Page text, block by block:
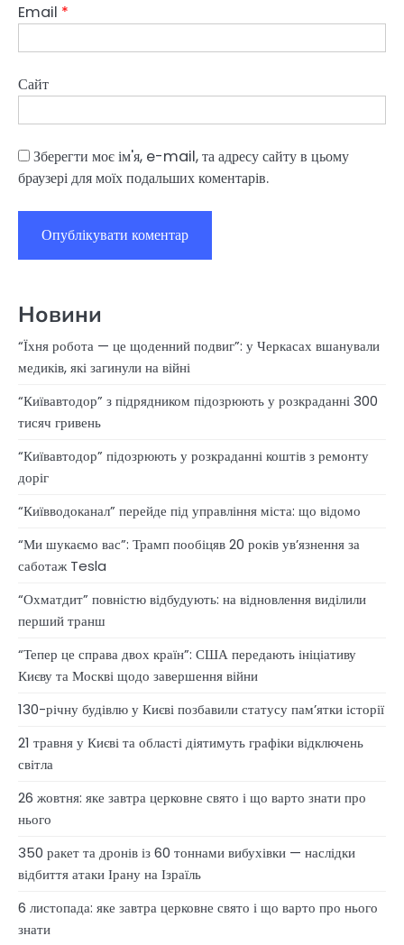
Email *
Сайт
Зберегти моє ім'я, e-mail, та адресу сайту в цьому
браузері для моїх подальших коментарів.
Новини
“Їхня робота — це щоденний подвиг”: у Черкасах вшанували
медиків, які загинули на війні
“Київавтодор” з підрядником підозрюють у розкраданні 300
тисяч гривень
“Київавтодор” підозрюють у розкраданні коштів з ремонту
доріг
“Київводоканал” перейде під управління міста: що відомо
“Ми шукаємо вас”: Трамп пообіцяв 20 років ув’язнення за
саботаж Tesla
“Охматдит” повністю відбудують: на відновлення виділили
перший транш
“Тепер це справа двох країн”: США передають ініціативу
Києву та Москві щодо завершення війни
130-річну будівлю у Києві позбавили статусу памʼятки історії
21 травня у Києві та області діятимуть графіки відключень
світла
26 жовтня: яке завтра церковне свято і що варто знати про
нього
350 ракет та дронів із 60 тоннами вибухівки — наслідки
відбиття атаки Ірану на Ізраїль
6 листопада: яке завтра церковне свято і що варто про нього
знати